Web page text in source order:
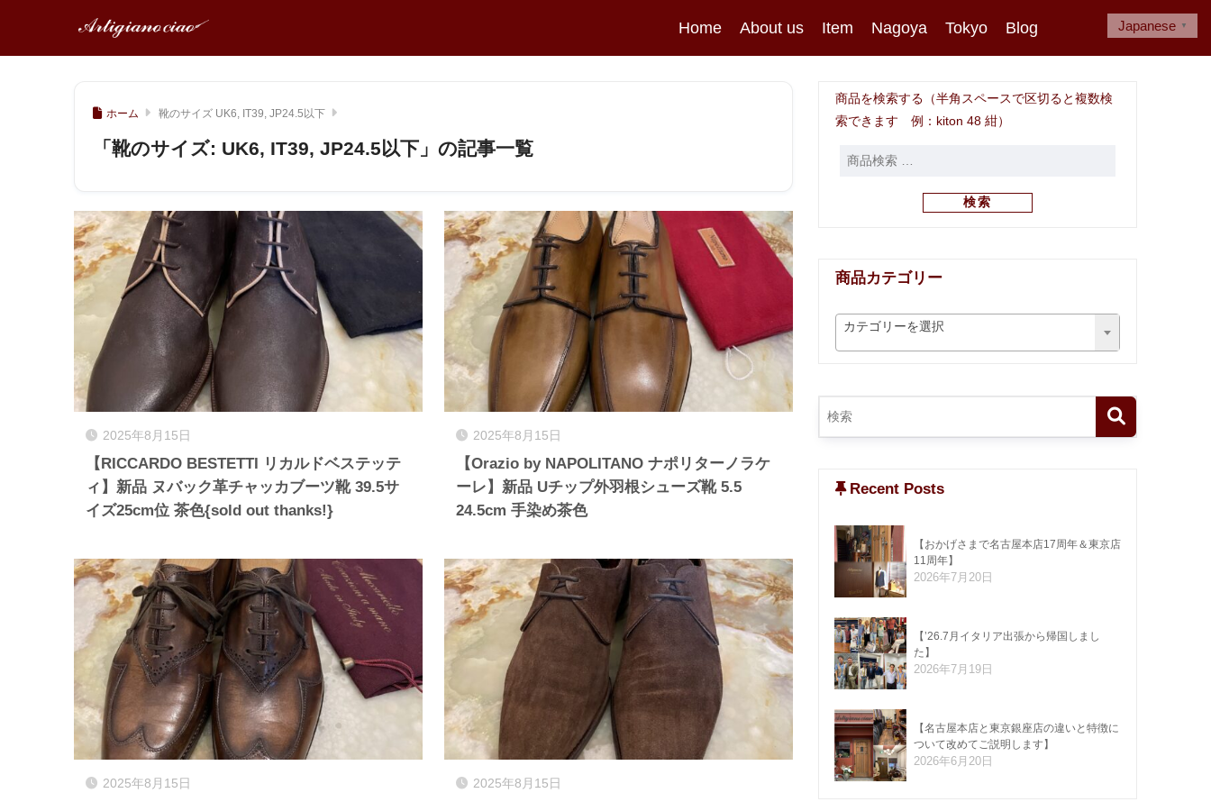
Home About us Item Nagoya Tokyo Blog
ホーム 靴のサイズ UK6, IT39, JP24.5以下
「靴のサイズ: UK6, IT39, JP24.5以下 」の記事一覧
2025年8月15日
【RICCARDO BESTETTI リカルドベステッテ
ィ】新品 ヌバック革チャッカブーツ靴 39.5サ
イズ25cm位 茶色{sold out thanks!}
2025年8月15日
【Orazio by NAPOLITANO ナポリターノラケ
ーレ】新品 Uチップ外羽根シューズ靴 5.5
24.5cm 手染め茶色
2025年8月15日 2025年8月15日
商品を検索する（半角スペースで区切ると複数検
索できます 例：kiton 48 紺）
検索
商品カテゴリー
カテゴリーを選択
Recent Posts
【おかげさまで名古屋本店17周年＆東京店
11周年】
2026年7月20日
【’26.7月イタリア出張から帰国しまし
た】
2026年7月19日
【名古屋本店と東京銀座店の違いと特徴に
ついて改めてご説明します】
2026年6月20日
Japanese ▼